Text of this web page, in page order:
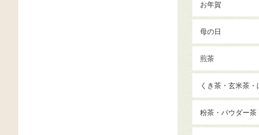
お年賀
母の日
煎茶
くき茶・玄米茶・
粉茶・パウダー茶